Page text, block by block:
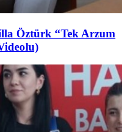
Öztürk “Tek Arzum